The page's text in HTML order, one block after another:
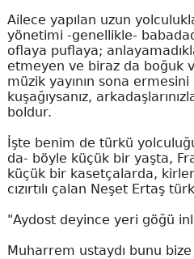
Ailece yapılan uzun
yönetimi -genellikle-
oflaya puflaya;
etmeyen ve biraz da boğuk
müzik yayının sona
kuşağıysanız,
boldur.
İşte benim de türkü
da- böyle küçük bir yaşta,
küçük bir kasetçalarda,
cızırtılı çalan Neşet Ertaş
"Aydost deyince yeri göğü
Muharrem ustaydı bunu